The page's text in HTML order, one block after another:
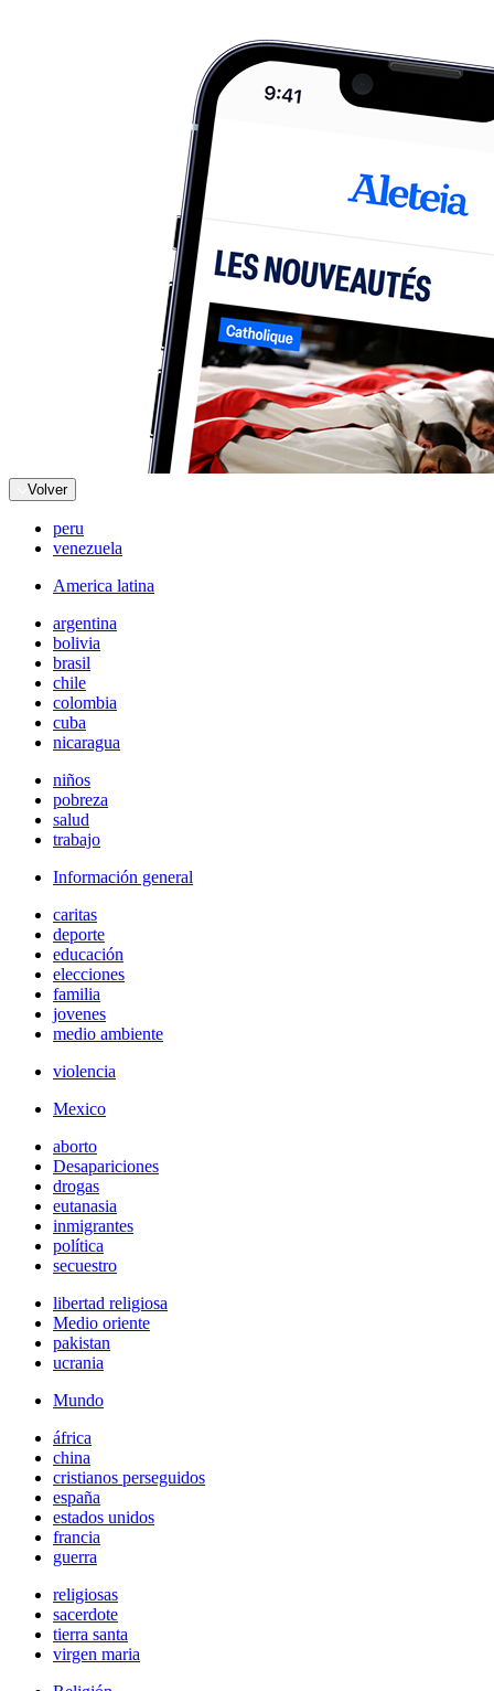
Volver
peru
venezuela
America latina
argentina
bolivia
brasil
chile
colombia
cuba
nicaragua
niños
pobreza
salud
trabajo
Información general
caritas
deporte
educación
elecciones
familia
jovenes
medio ambiente
violencia
Mexico
aborto
Desapariciones
drogas
eutanasia
inmigrantes
política
secuestro
libertad religiosa
Medio oriente
pakistan
ucrania
Mundo
áfrica
china
cristianos perseguidos
españa
estados unidos
francia
guerra
religiosas
sacerdote
tierra santa
virgen maria